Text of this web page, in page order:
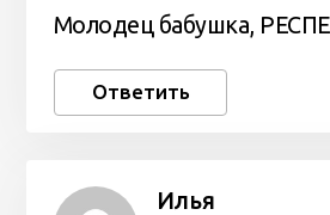
Молодец бабушка,
Ответить
Илья